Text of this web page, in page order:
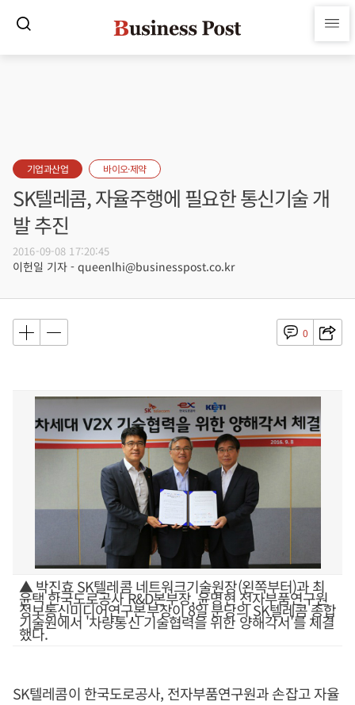
기업과산업 바이오·제약
SK텔레콤, 자율주행에 필요한 통신기술 개
발 추진
2016-09-08 17:20:45
이헌일 기자 - queenlhi@businesspost.co.kr
0
▲ 박진효 SK텔레콤 네트워크기술원장(왼쪽부터)과 최
윤택 한국도로공사 R&D본부장, 윤명현 전자부품연구원
정보통신미디어연구본부장이 8일 분당의 SK텔레콤 종합
기술원에서 '차량통신 기술협력을 위한 양해각서'를 체결
했다.
SK텔레콤이 한국도로공사, 전자부품연구원과 손잡고 자율